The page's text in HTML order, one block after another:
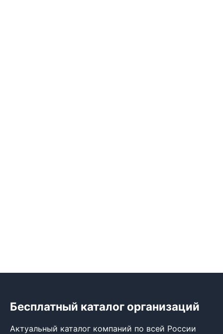
Бесплатный каталог организаций
Актуальный каталог компаний по всей России